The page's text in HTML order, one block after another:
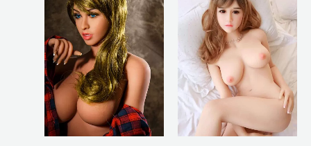
sur
la
page
du
produit
sur
la